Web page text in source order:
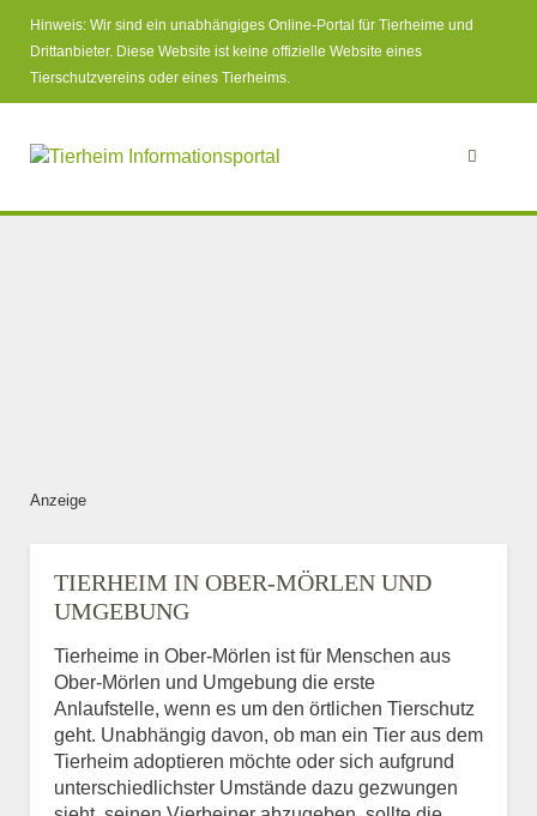
Hinweis: Wir sind ein unabhängiges Online-Portal für Tierheime und
Drittanbieter. Diese Website ist keine offizielle Website eines
Tierschutzvereins oder eines Tierheims.
Anzeige
TIERHEIM IN OBER-MÖRLEN UND
UMGEBUNG
Tierheime in Ober-Mörlen ist für Menschen aus
Ober-Mörlen und Umgebung die erste
Anlaufstelle, wenn es um den örtlichen Tierschutz
geht. Unabhängig davon, ob man ein Tier aus dem
Tierheim adoptieren möchte oder sich aufgrund
unterschiedlichster Umstände dazu gezwungen